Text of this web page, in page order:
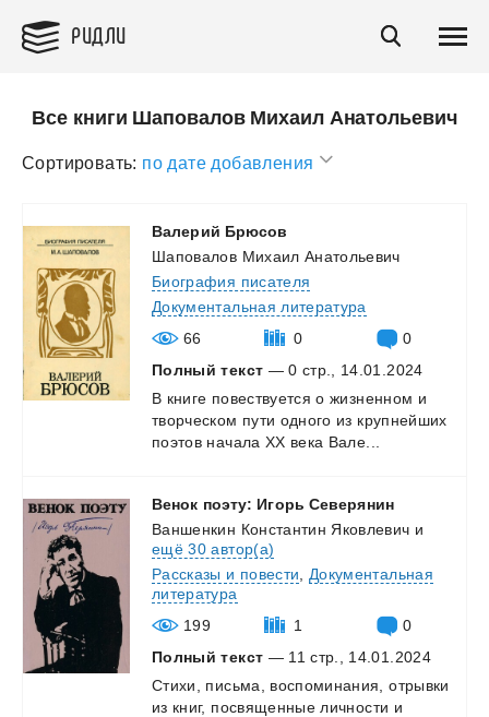
РИДЛИ
Все книги Шаповалов Михаил Анатольевич
Сортировать: по дате добавления
Валерий Брюсов
Шаповалов Михаил Анатольевич
Биография писателя
Документальная литература
66
0
0
Полный текст — 0 стр., 14.01.2024
В книге повествуется о жизненном и
творческом пути одного из крупнейших
поэтов начала XX века Вале...
Венок поэту: Игорь Северянин
Ваншенкин Константин Яковлевич и
ещё 30 автор(а)
Рассказы и повести
Документальная
литература
199
1
0
Полный текст — 11 стр., 14.01.2024
Стихи,
письма, воспоминания,
отрывки
из книг, посвященные личности и